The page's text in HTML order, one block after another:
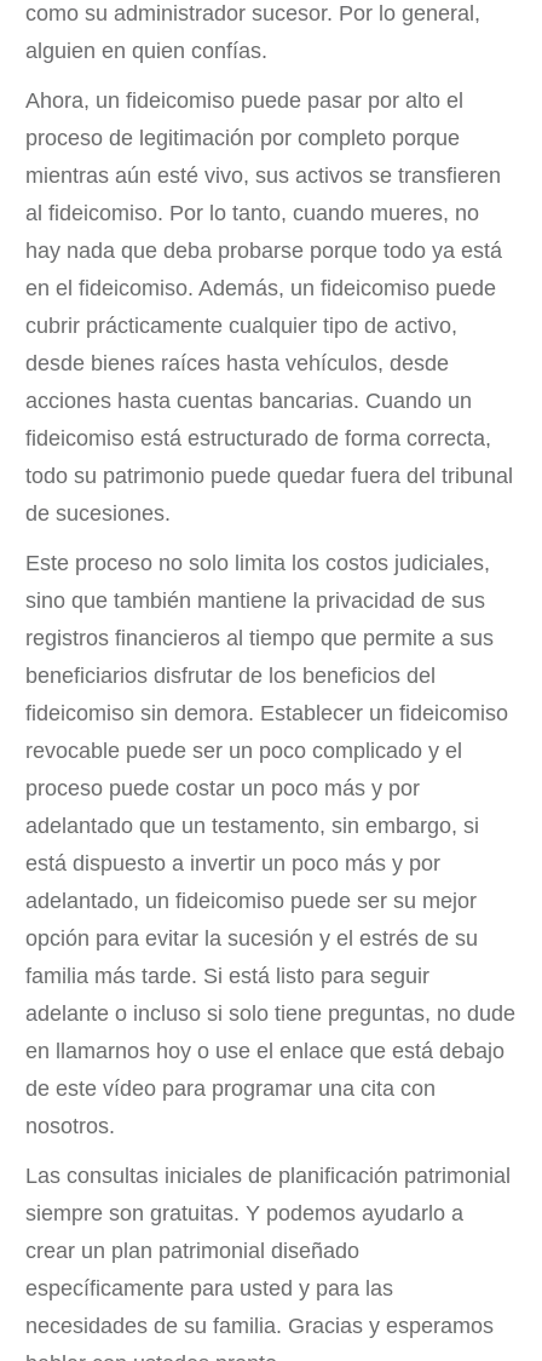
como su administrador sucesor. Por lo general,
alguien en quien confías.
Ahora, un fideicomiso puede pasar por alto el
proceso de legitimación por completo porque
mientras aún esté vivo, sus activos se transfieren
al fideicomiso. Por lo tanto, cuando mueres, no
hay nada que deba probarse porque todo ya está
en el fideicomiso. Además, un fideicomiso puede
cubrir prácticamente cualquier tipo de activo,
desde bienes raíces hasta vehículos, desde
acciones hasta cuentas bancarias. Cuando un
fideicomiso está estructurado de forma correcta,
todo su patrimonio puede quedar fuera del tribunal
de sucesiones.
Este proceso no solo limita los costos judiciales,
sino que también mantiene la privacidad de sus
registros financieros al tiempo que permite a sus
beneficiarios disfrutar de los beneficios del
fideicomiso sin demora. Establecer un fideicomiso
revocable puede ser un poco complicado y el
proceso puede costar un poco más y por
adelantado que un testamento, sin embargo, si
está dispuesto a invertir un poco más y por
adelantado, un fideicomiso puede ser su mejor
opción para evitar la sucesión y el estrés de su
familia más tarde. Si está listo para seguir
adelante o incluso si solo tiene preguntas, no dude
en llamarnos hoy o use el enlace que está debajo
de este vídeo para programar una cita con
nosotros.
Las consultas iniciales de planificación patrimonial
siempre son gratuitas. Y podemos ayudarlo a
crear un plan patrimonial diseñado
específicamente para usted y para las
necesidades de su familia. Gracias y esperamos